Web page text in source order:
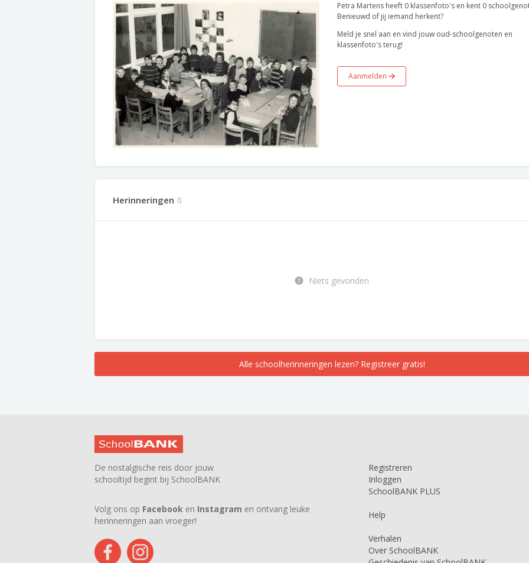
Petra Martens heeft 0 klassenfoto's en kent 0
Benieuwd of jij iemand herkent?
Meld je snel aan en vind jouw oud-schoolgenoten en
klassenfoto's terug!
Aanmelden
Herinneringen 0
Niets gevonden
Alle schoolherinneringen lezen? Registreer gratis!
De nostalgische reis door jouw
schooltijd begint bij SchoolBANK
Volg ons op Facebook en Instagram en ontvang leuke
herinneringen aan vroeger!
Registreren
Inloggen
SchoolBANK PLUS
Help
Verhalen
Over SchoolBANK